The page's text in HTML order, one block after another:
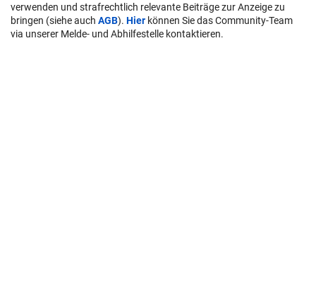
verwenden und strafrechtlich relevante Beiträge zur Anzeige zu
bringen (siehe auch AGB). Hier können Sie das Community-Team
via unserer Melde- und Abhilfestelle kontaktieren.